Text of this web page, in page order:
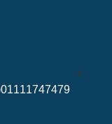
01111747479(20+)